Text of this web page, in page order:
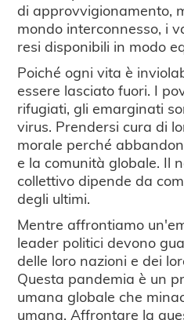
di approvvigionamento,
mondo interconnesso, i
resi disponibili in modo
Poiché ogni vita è
essere lasciato fuori. I
rifugiati, gli emarginati
virus. Prendersi cura di
morale perché
e la comunità globale. Il
collettivo dipende da
degli ultimi.
Mentre affrontiamo
leader politici devono
delle loro nazioni e dei
Questa pandemia è un
umana globale che
umana. Affrontare la